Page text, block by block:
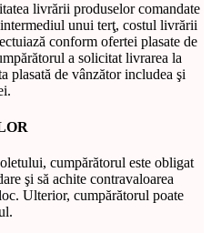
livrării produselor comandate
unui terţ, costul livrării
conform ofertei plasate de
a solicitat livrarea la
plasată de vânzător includea şi
cumpărătorul este obligat
şi să achite contravaloarea
Ulterior, cumpărătorul poate